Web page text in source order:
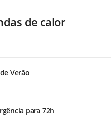
de calor
Verão
para 72h